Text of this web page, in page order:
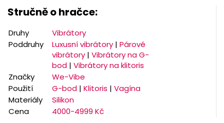
Stručně o hračce:
Druhy
Vibrátory
Poddruhy
Luxusní vibrátory | Párové
vibrátory | Vibrátory na G-
bod | Vibrátory na klitoris
Značky
We-Vibe
Použití
G-bod | Klitoris | Vagína
Materiály
Silikon
Cena
4000-4999 Kč